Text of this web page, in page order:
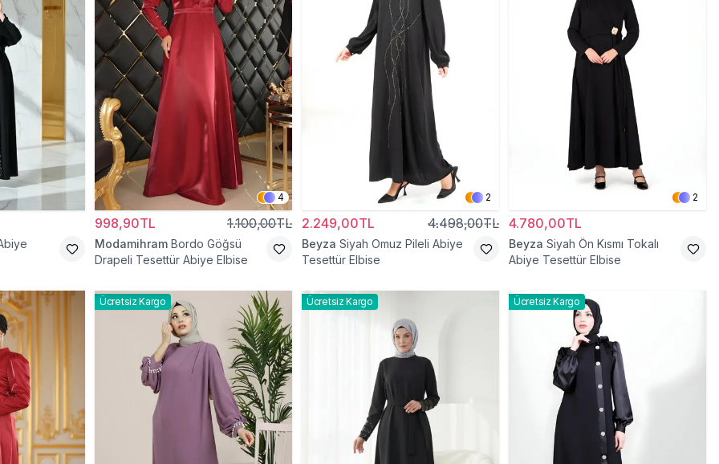
4
998,90TL 1.100,00TL
Modamihram Bordo Göğsü
Drapeli Tesettür Abiye Elbise
2
2.249,00TL 4.498,00TL
Beyza Siyah Omuz Pileli Abiye
Tesettür Elbise
2
4.780,00TL
Beyza Siyah Ön Kısmı Tokalı
Abiye Tesettür Elbise
Ücretsiz Kargo Ücretsiz Kargo Ücretsiz Kargo